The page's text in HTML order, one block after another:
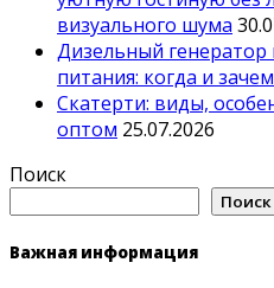
визуального шума
Дизельный генератор
питания: когда и
Скатерти: виды,
оптом 25.07.2026
Поиск
Поиск
Важная информация